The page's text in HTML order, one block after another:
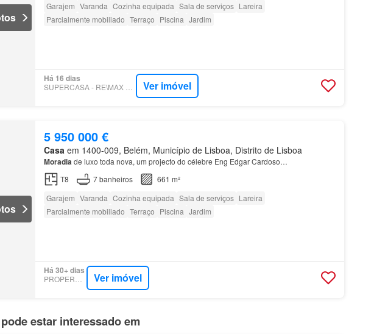
Garajem Varanda Cozinha equipada Sala de serviços Lareira
Parcialmente mobiliado Terraço Piscina Jardim
Há 16 dias
SUPERCASA - RE\MAX G4 OCIDENTAL Ver imóvel
5 950 000 €
Casa em 1400-009, Belém, Município de Lisboa, Distrito de Lisboa
Moradiade luxo toda nova, um projecto do célebre Eng Edgar Cardoso…
T8
7banheiros
661 m²
Garajem Varanda Cozinha equipada Sala de serviços Lareira
Parcialmente mobiliado Terraço Piscina Jardim
Há 30+ dias
Ver imóvel
estar interessado em